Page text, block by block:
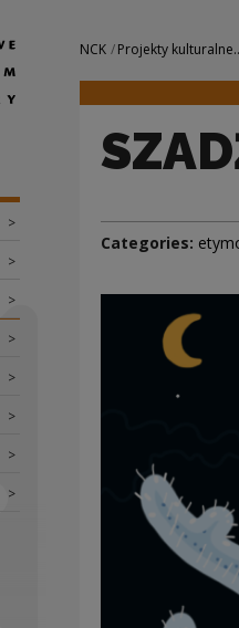
SADŹ?
>
>
>
>
>
>
>
>
Navigation
NCK Projekty
Categories: